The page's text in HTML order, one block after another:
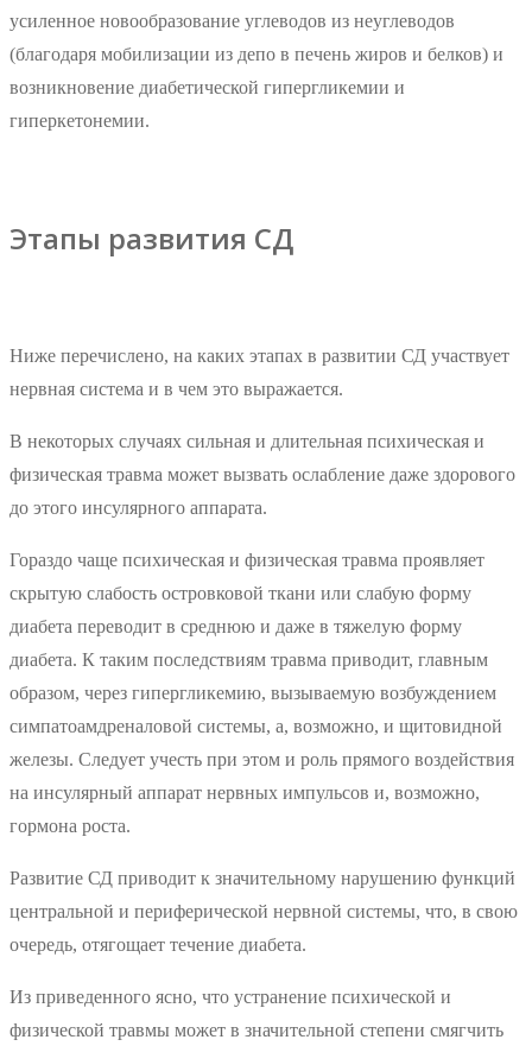
усиленное новообразование углеводов из неуглеводов
(благодаря мобилизации из депо в печень жиров и белков) и
возникновение диабетической гипергликемии и
гиперкетонемии.
Этапы развития СД
Ниже перечислено, на каких этапах в развитии СД участвует
нервная система и в чем это выражается.
В некоторых случаях сильная и длительная психическая и
физическая травма может вызвать ослабление даже здорового
до этого инсулярного аппарата.
Гораздо чаще психическая и физическая травма проявляет
скрытую слабость островковой ткани или слабую форму
диабета переводит в среднюю и даже в тяжелую форму
диабета. К таким последствиям травма приводит, главным
образом, через гипергликемию, вызываемую возбуждением
симпатоамдреналовой системы, а, возможно, и щитовидной
железы. Следует учесть при этом и роль прямого воздействия
на инсулярный аппарат нервных импульсов и, возможно,
гормона роста.
Развитие СД приводит к значительному нарушению функций
центральной и периферической нервной системы, что, в свою
очередь, отягощает течение диабета.
Из приведенного ясно, что устранение психической и
физической травмы может в значительной степени смягчить